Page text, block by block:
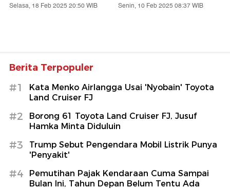
Selasa, 18 Feb 2025 20:50 WIB Senin, 10 Feb 2025 08:37 WIB
Berita Terpopuler
#1
Kata Menko Airlangga Usai 'Nyobain' Toyota
Land Cruiser FJ
#2
Borong 61 Toyota Land Cruiser FJ, Jusuf
Hamka Minta Diduluin
#3
Trump Sebut Pengendara Mobil Listrik Punya
'Penyakit'
#4
Pemutihan Pajak Kendaraan Cuma Sampai
Bulan Ini, Tahun Depan Belum Tentu Ada